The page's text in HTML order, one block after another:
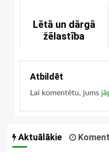
Lētā un dārgā
žēlastība
Atbildēt
Lai komentētu, jums
Aktuālākie